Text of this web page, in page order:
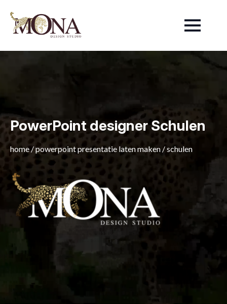
PowerPoint designer Schulen
home /powerpoint presentatie laten maken /schulen